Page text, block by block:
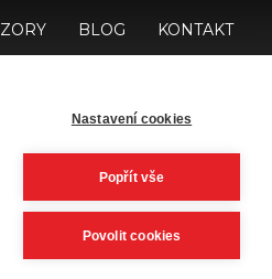
BLOG KONTAKT
dveří
Nastavení cookies
Popřít vše
Povolit cookies